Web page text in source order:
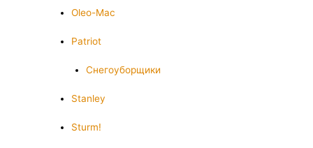
Oleo-Mac
Patriot
Снегоуборщики
Stanley
Sturm!